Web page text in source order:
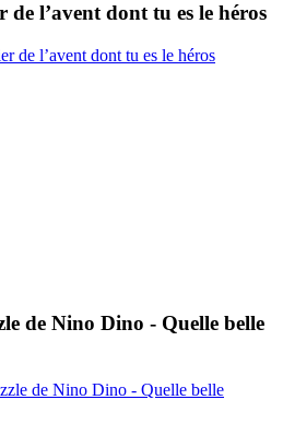
de l’avent dont tu es le héros
de l’avent dont tu es le héros
de Nino Dino - Quelle belle
de Nino Dino - Quelle belle